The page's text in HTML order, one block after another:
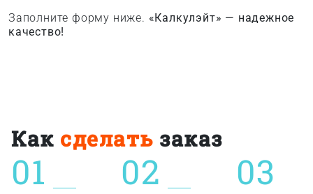
Заполните форму ниже. «Калкулэйт» — надежное
качество!
Как сделать заказ
01 02 03